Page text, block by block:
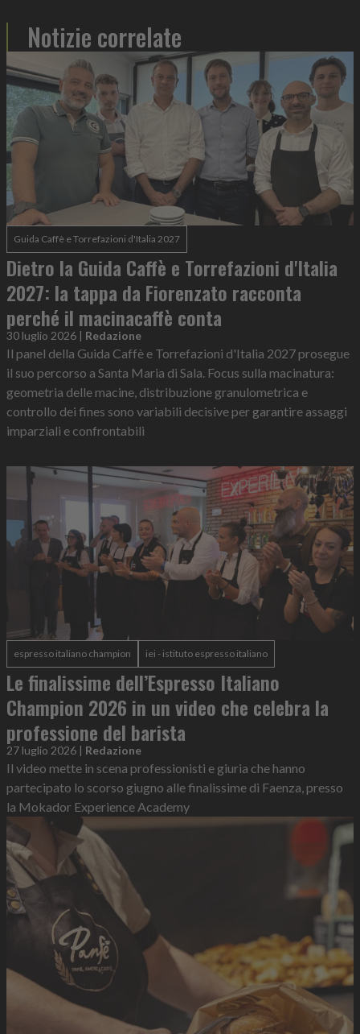
Notizie correlate
Guida Caffè e Torrefazioni d'Italia 2027
Dietro la Guida Caffè e Torrefazioni d'Italia
2027: la tappa da Fiorenzato racconta
perché il macinacaffè conta
30 luglio 2026 | Redazione
Il panel della Guida Caffè e Torrefazioni d'Italia 2027 prosegue
il suo percorso a Santa Maria di Sala. Focus sulla macinatura:
geometria delle macine, distribuzione granulometrica e
controllo dei fines sono variabili decisive per garantire assaggi
imparziali e confrontabili
espresso italiano champion iei - istituto espresso italiano
Le finalissime dell’Espresso Italiano
Champion 2026 in un video che celebra la
professione del barista
27 luglio 2026 | Redazione
Il video mette in scena professionisti e giuria che hanno
partecipato lo scorso giugno alle finalissime di Faenza, presso
la Mokador Experience Academy